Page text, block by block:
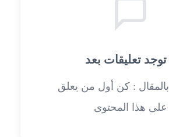
توجد تعليقات بعد
: كن أول من يعلق
على هذا المحتوى